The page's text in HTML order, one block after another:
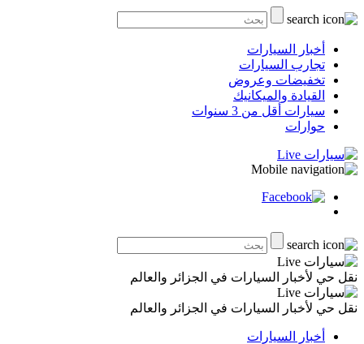
أخبار السيارات
تجارب السيارات
تخفيضات وعروض
القيادة والميكانيك
سيارات أقل من 3 سنوات
حوارات
نقل حي لأخبار السيارات في الجزائر والعالم
نقل حي لأخبار السيارات في الجزائر والعالم
أخبار السيارات